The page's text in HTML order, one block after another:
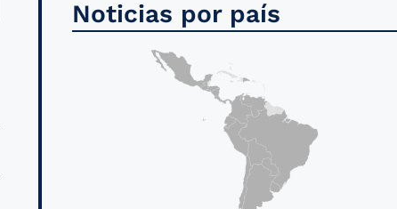
Noticias por país